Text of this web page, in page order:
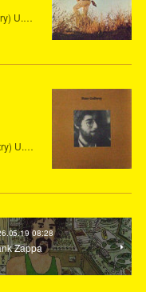
U.…
U.…
08:28
Zappa